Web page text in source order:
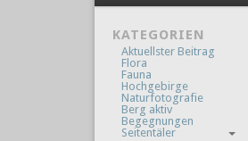
KATEGORIEN
Aktuellster Beitrag
Flora
Fauna
Hochgebirge
Naturfotografie
Berg aktiv
Begegnungen
Seitentäler